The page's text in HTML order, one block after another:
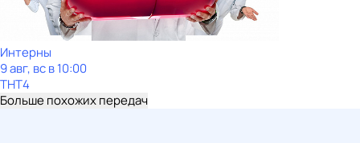
Интерны
9 авг, вс в 10:00
ТНТ4
Больше похожих передач